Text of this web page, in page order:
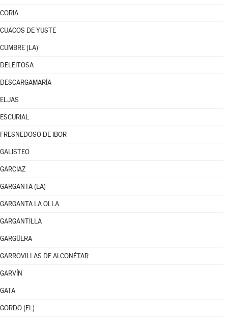
CORIA
CUACOS DE YUSTE
CUMBRE (LA)
DELEITOSA
DESCARGAMARÍA
ELJAS
ESCURIAL
FRESNEDOSO DE IBOR
GALISTEO
GARCIAZ
GARGANTA (LA)
GARGANTA LA OLLA
GARGANTILLA
GARGÜERA
GARROVILLAS DE ALCONÉTAR
GARVÍN
GATA
GORDO (EL)